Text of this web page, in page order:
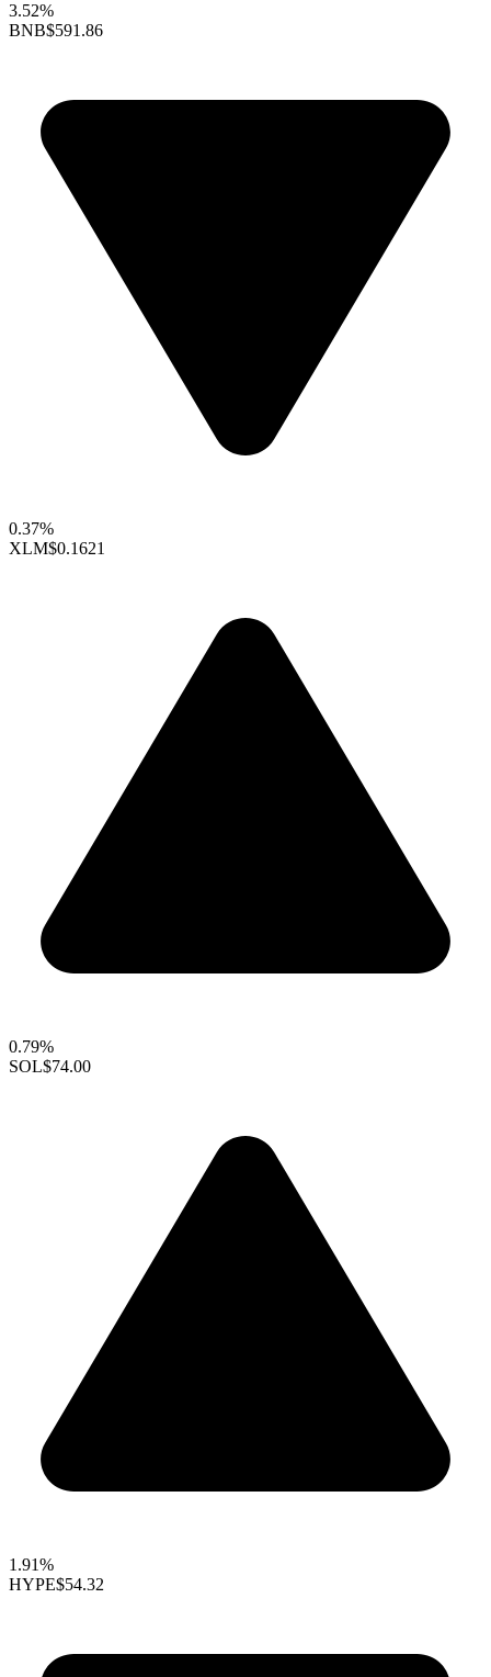
3.52%
BNB$591.86
0.37%
XLM$0.1621
0.79%
SOL$74.00
1.91%
HYPE$54.32